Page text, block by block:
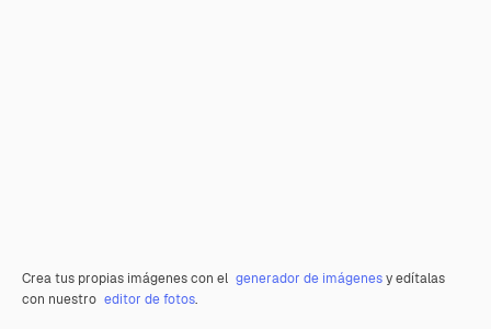
Crea tus propias imágenes con el generador de imágenesy edítalas
con nuestro editor de fotos.